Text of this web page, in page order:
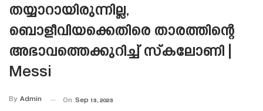
തയ്യാറായിരുന്നില്ല,
ബൊളീവിയക്കെതിരെ താരത്തിന്റെ
അഭാവത്തെക്കുറിച്ച് സ്‌കലോണി |
Messi
By Admin On Sep 13, 2023